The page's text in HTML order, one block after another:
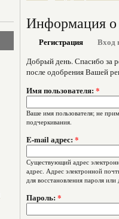
Информация о
Регистрация Вход
Добрый день. Спасибо за
после одобрения Вашей
Имя пользователя: *
Ваше имя пользователя; не
подчеркивания.
E-mail адрес: *
Существующий адрес
адрес. Адрес электронной
для восстановления пароля
Пароль: *